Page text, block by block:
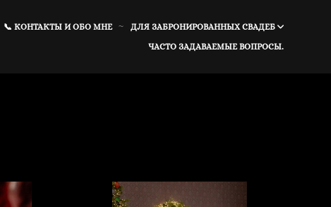
📞 КОНТАКТЫ И ОБО МНЕ
ДЛЯ ЗАБРОНИРОВАННЫХ СВАДЕБ
ЧАСТО ЗАДАВАЕМЫЕ ВОПРОСЫ.